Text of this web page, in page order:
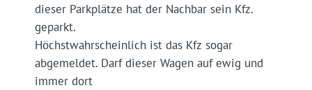
dieser Parkplätze hat der Nachbar sein Kfz.
geparkt.
Höchstwahrscheinlich ist das Kfz sogar
abgemeldet. Darf dieser Wagen auf ewig und
immer dort